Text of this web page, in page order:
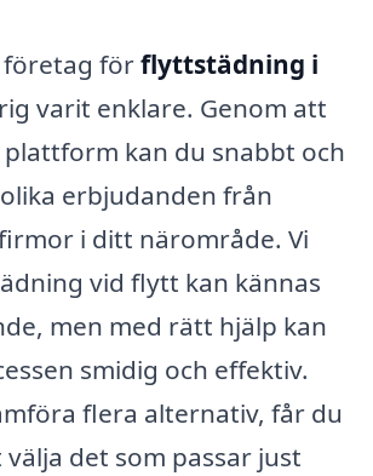
förflyttstädning i
varit enklare. Genom att
kan du snabbt och
erbjudanden från
i ditt närområde. Vi
vid flytt kan kännas
men med rätt hjälp kan
smidig och effektiv.
flera alternativ, får du
det som passar just